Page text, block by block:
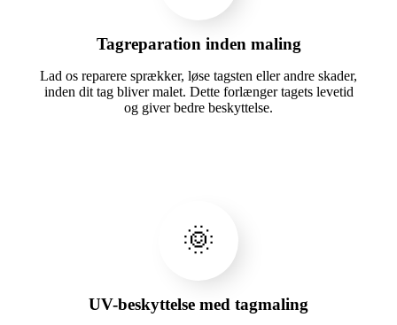
Tagreparation inden maling
Lad os reparere sprækker, løse tagsten eller andre skader,
inden dit tag bliver malet. Dette forlænger tagets levetid
og giver bedre beskyttelse.
🌞
UV-beskyttelse med tagmaling